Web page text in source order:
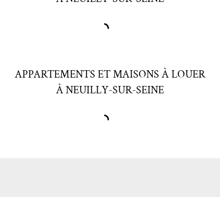
APPARTEMENTS ET MAISONS À LOUER
À NEUILLY-SUR-SEINE